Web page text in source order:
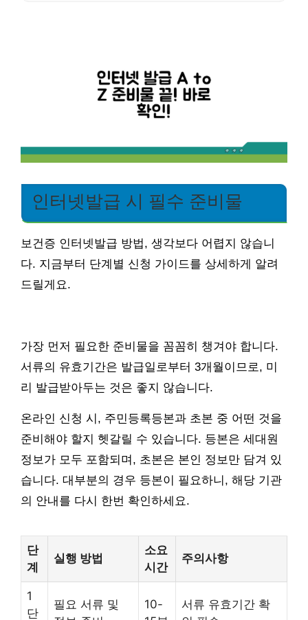
인터넷발급 시 필수 준비물
보건증 인터넷발급 방법, 생각보다 어렵지 않습니
다. 지금부터 단계별 신청 가이드를 상세하게 알려
드릴게요.
가장 먼저 필요한 준비물을 꼼꼼히 챙겨야 합니다.
서류의 유효기간은 발급일로부터 3개월이므로, 미
리 발급받아두는 것은 좋지 않습니다.
온라인 신청 시, 주민등록등본과 초본 중 어떤 것을
준비해야 할지 헷갈릴 수 있습니다. 등본은 세대원
정보가 모두 포함되며, 초본은 본인 정보만 담겨 있
습니다. 대부분의 경우 등본이 필요하니, 해당 기관
의 안내를 다시 한번 확인하세요.
단
계
실행 방법
소요
시간
주의사항
1
단
필요 서류 및
10-
서류 유효기간 확